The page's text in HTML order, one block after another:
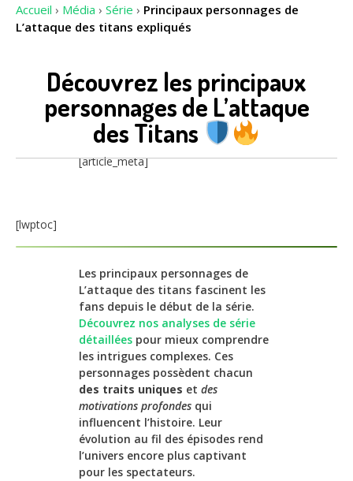
Accueil › Média › Série › Principaux personnages de
L’attaque des titans expliqués
Découvrez les principaux
personnages de L’attaque
des Titans
[article_meta]
[lwptoc]
Les principaux personnages de
L’attaque des titans fascinent les
fans depuis le début de la série.
Découvrez nos analyses de série
détaillées pour mieux comprendre
les intrigues complexes. Ces
personnages possèdent chacun
des traits uniques et des
motivations profondes qui
influencent l’histoire. Leur
évolution au fil des épisodes rend
l’univers encore plus captivant
pour les spectateurs.